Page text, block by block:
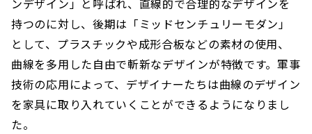
ンデザイン」と呼ばれ、直線的で合理的なデザインを
持つのに対し、後期は「ミッドセンチュリーモダン」
として、プラスチックや成形合板などの素材の使用、
曲線を多用した自由で斬新なデザインが特徴です。軍事
技術の応用によって、デザイナーたちは曲線のデザイン
を家具に取り入れていくことができるようになりまし
た。